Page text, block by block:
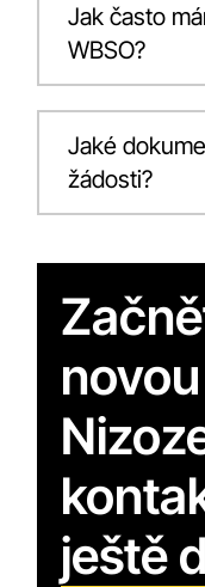
Jak často
WBSO?
Jaké
žádosti?
ještě